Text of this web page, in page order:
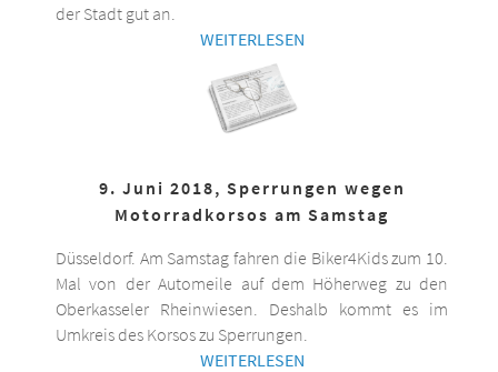
der Stadt gut an.
WEITERLESEN
9. Juni 2018, Sperrungen wegen
Motorradkorsos am Samstag
Düsseldorf. Am Samstag fahren die Biker4Kids zum 10.
Mal von der Automeile auf dem Höherweg zu den
Oberkasseler Rheinwiesen. Deshalb kommt es im
Umkreis des Korsos zu Sperrungen.
WEITERLESEN